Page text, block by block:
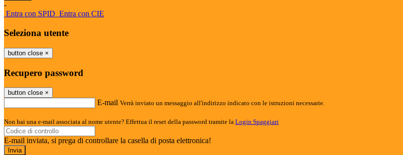
-
Entra con SPID Entra con CIE
Seleziona utente
button close ×
Recupero password
button close ×
E-mail Verrà inviato un messaggio all'indirizzo indicato con le istruzioni necessarie.
Non hai una e-mail associata al nome utente? Effettua il reset della password tramite la Login Spaggiari
E-mail inviata, si prega di controllare la casella di posta elettronica!